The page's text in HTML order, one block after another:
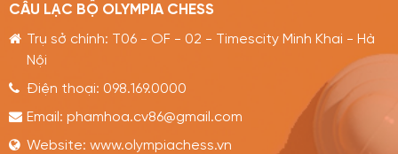
CÂU LẠC BỘ OLYMPIA CHESS
Trụ sở chính: T06 - OF - 02 - Timescity Minh Khai - Hà
Nội
Điện thoại: 098.169.0000
Email: phamhoa.cv86@gmail.com
Website: www.olympiachess.vn